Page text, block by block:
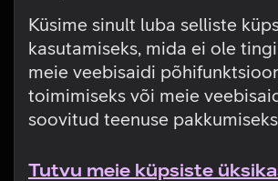
Küsime sinult luba selliste
kasutamiseks, mida ei ole
meie veebisaidi
toimimiseks või meie
soovitud teenuse pakkumiseks.
Tutvu meie küpsiste
Tehniline